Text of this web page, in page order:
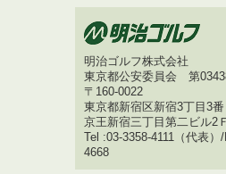
明治ゴルフ株式会社
東京都公安委員会 第
〒160-0022
東京都新宿区新宿3丁目3
京王新宿三丁目第二ビル2Ｆ
Tel :03-3358-4111（代表
4668